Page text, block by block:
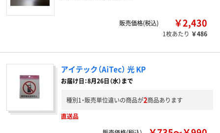
販売価格(税込) ￥2,430
1枚あたり ￥486
アイテック（AiTec） 光 KP
お届け日：8月26日（水）まで
種別1・販売単位違いの商品が2商品あります
直送品